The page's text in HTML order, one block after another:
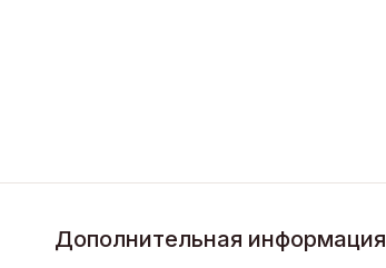
Дополнительная информация